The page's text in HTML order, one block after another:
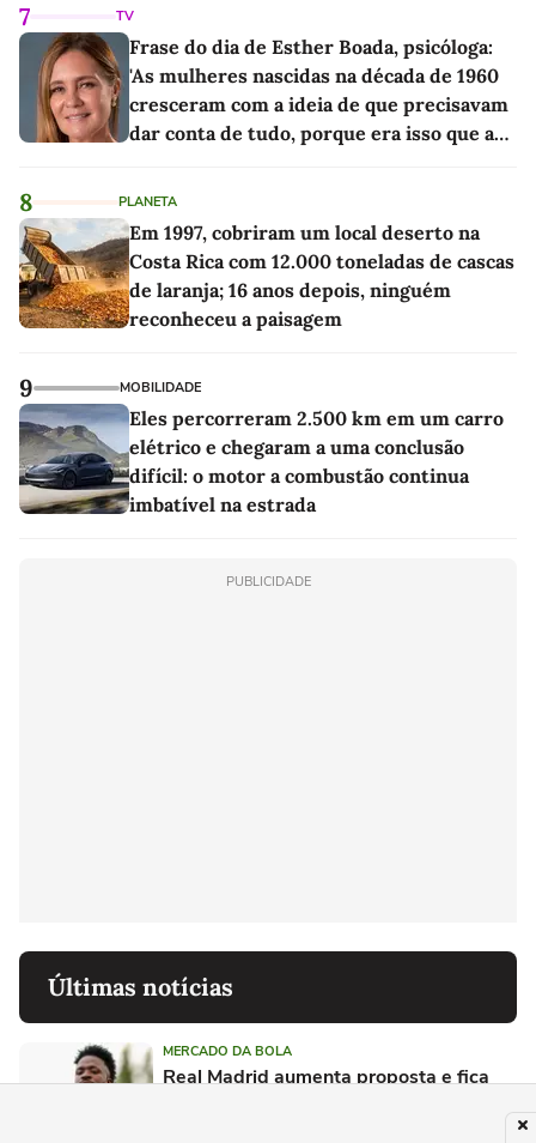
7 TV
Frase do dia de Esther Boada, psicóloga:
'As mulheres nascidas na década de 1960
cresceram com a ideia de que precisavam
dar conta de tudo, porque era isso que a
8 PLANETA
Em 1997, cobriram um local deserto na
Costa Rica com 12.000 toneladas de cascas
de laranja; 16 anos depois, ninguém
reconheceu a paisagem
9 MOBILIDADE
Eles percorreram 2.500 km em um carro
elétrico e chegaram a uma conclusão
difícil: o motor a combustão continua
imbatível na estrada
PUBLICIDADE
Últimas notícias
MERCADO DA BOLA
Real Madrid aumenta proposta e fica